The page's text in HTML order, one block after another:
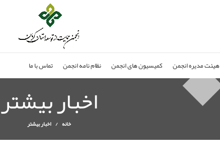
هیئت مدیره انجمن کمیسیون های انجمن نظام نامه انجمن تماس با ما
اخبار بیشتر
خانه اخبار بیشتر